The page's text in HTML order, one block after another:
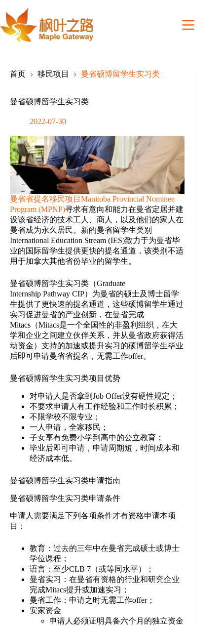
content
首页 移民项目 曼省硕博留学生实习类
曼省硕博留学生实习类
2022-07-30
曼省省提名移民项目Manitoba Provincial Nominee
Program (MPNP)寻求有意向和能力在曼省定居并建
设该省经济的技术工人、商人，以及他们的家人在
曼省成为永久居民。新的曼省留学生类别
International Education Stream (IES)致力于为曼省毕
业的国际留学生提供更快的提名通道，该类别不适
用于加拿大其他省份毕业的留学生。
曼省硕博留学生实习类（Graduate
Internship Pathway CIP）为曼省的硕士及博士留学
生提供了更快速的提名通道，这些硕博留学生通过
实习促进曼省的产业创新，在曼省完成
Mitacs（Mitacs是一个全国性的非盈利组织，在大
学和企业之间建立伙伴关系，并从曼省政府获得活
动资金）支持的加速或提升实习的硕博留学生毕业
后即可申请曼省省提名，无需工作offer。
曼省硕博留学生实习类项目优势
对申请人是否拿到Job Offer没有硬性规定；
不要求申请人有工作经验和工作时长积累；
不限学校不限专业；
一人申请，全家移民；
子女享有免费小学到高中的公立教育；
毕业后即可申请，申请周期短，时间成本和
经济成本低。
曼省硕博留学生实习类申请指南
曼省硕博留学生实习类申请条件
申请人需要满足下列各项条件才有资格申请本项
目：
教育：过去的三年中在曼省完成硕士或博士
学位课程；
语言：至少CLB 7（或等同水平）；
曼省实习：在曼省有资格的行业和研究企业
完成Mitacs提升或加速实习；
曼省工作：申请之时无需工作offer；
安家资金
申请人必须证明具备六个月的独立资金